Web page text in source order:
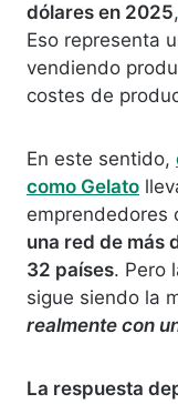
dólares en 2025,
Eso representa
vendiendo
costes de
En este sentido,
como Gelato
emprendedores
una red de más
32 países. Pero
sigue siendo la
realmente con
La respuesta